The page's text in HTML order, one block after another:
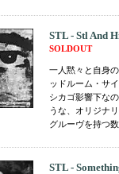
STL - Stl And
SOLDOUT
一人黙々と自身
ッドルーム・サ
シカゴ影響下な
うな、オリジナ
グルーヴを持つ
STL -